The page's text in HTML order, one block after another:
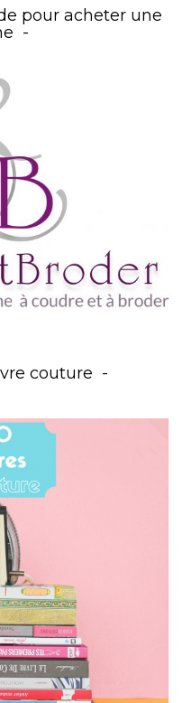
pour acheter une
couture